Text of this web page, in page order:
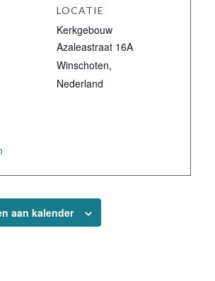
LOCATIE
Kerkgebouw
Azaleastraat 16A
Winschoten,
Nederland
aan kalender